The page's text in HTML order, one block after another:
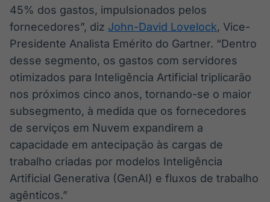
Investimentos
Em breve
de ativos
Em breve
Crédito
Em breve
45% dos gastos, impulsionados pelos
fornecedores”, diz John-David Lovelock, Vice-
Presidente Analista Emérito do Gartner. “Dentro
desse segmento, os gastos com servidores
otimizados para Inteligência Artificial triplicarão
nos próximos cinco anos, tornando-se o maior
subsegmento, à medida que os fornecedores
de serviços em Nuvem expandirem a
capacidade em antecipação às cargas de
trabalho criadas por modelos Inteligência
Artificial Generativa (GenAI) e fluxos de trabalho
agênticos.”